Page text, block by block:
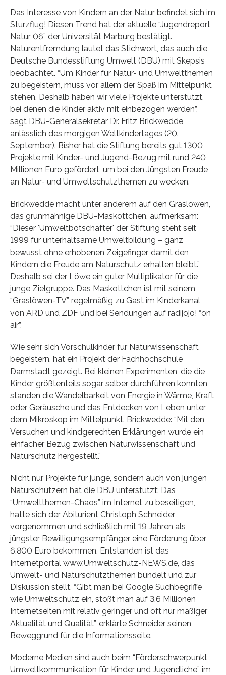
Das Interesse von Kindern an der Natur befindet sich im
Sturzflug! Diesen Trend hat der aktuelle “Jugendreport
Natur 06” der Universität Marburg bestätigt.
Naturentfremdung lautet das Stichwort, das auch die
Deutsche Bundesstiftung Umwelt (DBU) mit Skepsis
beobachtet. “Um Kinder für Natur- und Umweltthemen
zu begeistern, muss vor allem der Spaß im Mittelpunkt
stehen. Deshalb haben wir viele Projekte unterstützt,
bei denen die Kinder aktiv mit einbezogen werden”,
sagt DBU-Generalsekretär Dr. Fritz Brickwedde
anlässlich des morgigen Weltkindertages (20.
September). Bisher hat die Stiftung bereits gut 1300
Projekte mit Kinder- und Jugend-Bezug mit rund 240
Millionen Euro gefördert, um bei den Jüngsten Freude
an Natur- und Umweltschutzthemen zu wecken.
Brickwedde macht unter anderem auf den Graslöwen,
das grünmähnige DBU-Maskottchen, aufmerksam:
“Dieser 'Umweltbotschafter' der Stiftung steht seit
1999 für unterhaltsame Umweltbildung – ganz
bewusst ohne erhobenen Zeigefinger, damit den
Kindern die Freude am Naturschutz erhalten bleibt.”
Deshalb sei der Löwe ein guter Multiplikator für die
junge Zielgruppe. Das Maskottchen ist mit seinem
“Graslöwen-TV” regelmäßig zu Gast im Kinderkanal
von ARD und ZDF und bei Sendungen auf radijojo! “on
air”.
Wie sehr sich Vorschulkinder für Naturwissenschaft
begeistern, hat ein Projekt der Fachhochschule
Darmstadt gezeigt. Bei kleinen Experimenten, die die
Kinder größtenteils sogar selber durchführen konnten,
standen die Wandelbarkeit von Energie in Wärme, Kraft
oder Geräusche und das Entdecken von Leben unter
dem Mikroskop im Mittelpunkt. Brickwedde: “Mit den
Versuchen und kindgerechten Erklärungen wurde ein
einfacher Bezug zwischen Naturwissenschaft und
Naturschutz hergestellt.”
Nicht nur Projekte für junge, sondern auch von jungen
Naturschützern hat die DBU unterstützt: Das
“Umweltthemen-Chaos” im Internet zu beseitigen,
hatte sich der Abiturient Christoph Schneider
vorgenommen und schließlich mit 19 Jahren als
jüngster Bewilligungsempfänger eine Förderung über
6.800 Euro bekommen. Entstanden ist das
Internetportal www.Umweltschutz-NEWS.de, das
Umwelt- und Naturschutzthemen bündelt und zur
Diskussion stellt. “Gibt man bei Google Suchbegriffe
wie Umweltschutz ein, stößt man auf 3,6 Millionen
Internetseiten mit relativ geringer und oft nur mäßiger
Aktualität und Qualität”, erklärte Schneider seinen
Beweggrund für die Informationsseite.
Moderne Medien sind auch beim “Förderschwerpunkt
Umweltkommunikation für Kinder und Jugendliche” im